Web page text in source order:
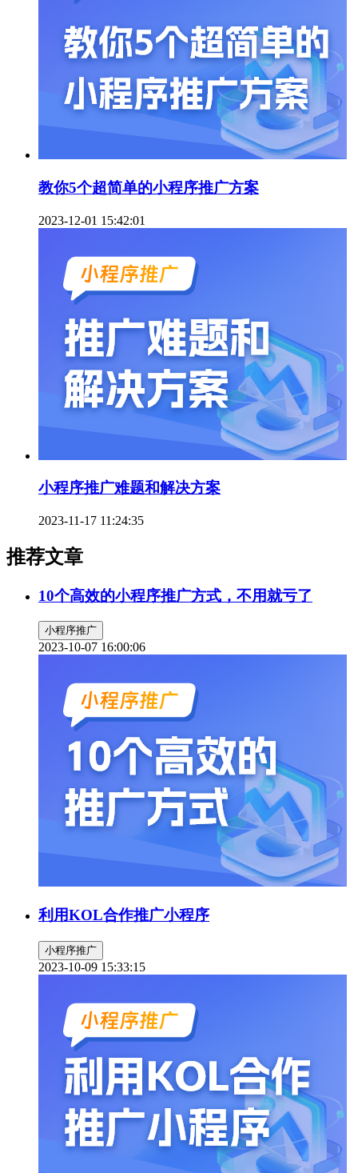
教你5个超简单的小程序推广方案
2023-12-01 15:42:01
小程序推广难题和解决方案
2023-11-17 11:24:35
推荐文章
10个高效的小程序推广方式，不用就亏了
小程序推广
2023-10-07 16:00:06
利用KOL合作推广小程序
小程序推广
2023-10-09 15:33:15